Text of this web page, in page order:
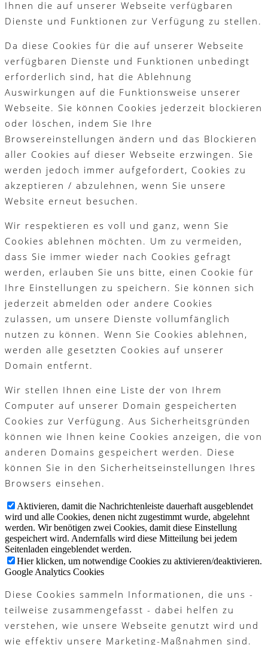
Ihnen die auf unserer Webseite verfügbaren
Dienste und Funktionen zur Verfügung zu stellen.
Da diese Cookies für die auf unserer Webseite
verfügbaren Dienste und Funktionen unbedingt
erforderlich sind, hat die Ablehnung
Auswirkungen auf die Funktionsweise unserer
Webseite. Sie können Cookies jederzeit blockieren
oder löschen, indem Sie Ihre
Browsereinstellungen ändern und das Blockieren
aller Cookies auf dieser Webseite erzwingen. Sie
werden jedoch immer aufgefordert, Cookies zu
akzeptieren / abzulehnen, wenn Sie unsere
Website erneut besuchen.
Wir respektieren es voll und ganz, wenn Sie
Cookies ablehnen möchten. Um zu vermeiden,
dass Sie immer wieder nach Cookies gefragt
werden, erlauben Sie uns bitte, einen Cookie für
Ihre Einstellungen zu speichern. Sie können sich
jederzeit abmelden oder andere Cookies
zulassen, um unsere Dienste vollumfänglich
nutzen zu können. Wenn Sie Cookies ablehnen,
werden alle gesetzten Cookies auf unserer
Domain entfernt.
Wir stellen Ihnen eine Liste der von Ihrem
Computer auf unserer Domain gespeicherten
Cookies zur Verfügung. Aus Sicherheitsgründen
können wie Ihnen keine Cookies anzeigen, die von
anderen Domains gespeichert werden. Diese
können Sie in den Sicherheitseinstellungen Ihres
Browsers einsehen.
Aktivieren, damit die Nachrichtenleiste dauerhaft ausgeblendet
wird und alle Cookies, denen nicht zugestimmt wurde, abgelehnt
werden. Wir benötigen zwei Cookies, damit diese Einstellung
gespeichert wird. Andernfalls wird diese Mitteilung bei jedem
Seitenladen eingeblendet werden.
Hier klicken, um notwendige Cookies zu aktivieren/deaktivieren.
Google Analytics Cookies
Diese Cookies sammeln Informationen, die uns -
teilweise zusammengefasst - dabei helfen zu
verstehen, wie unsere Webseite genutzt wird und
wie effektiv unsere Marketing-Maßnahmen sind.